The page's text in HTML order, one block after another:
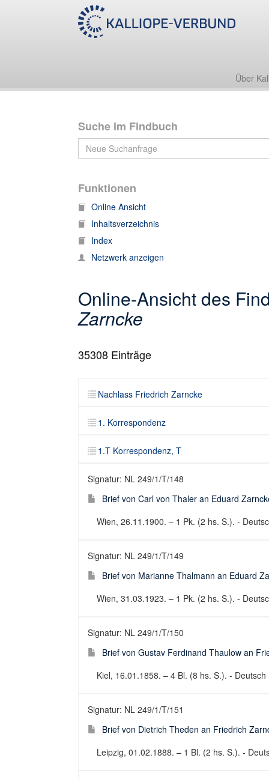
Über
Suche im Findbuch
Funktionen
Online Ansicht
Inhaltsverzeichnis
Index
Netzwerk anzeigen
Online-Ansicht des
Zarncke
35308 Einträge
Nachlass Friedrich Zarncke
1. Korrespondenz
Nachlass Friedrich Zarncke
1. Korrespondenz
1.T Korrespondenz, T
Signatur: NL 249/1/T/148
Brief von Carl von Thaler an Eduard
Wien, 26.11.1900. – 1 Pk. (2 hs. S.). -
Signatur: NL 249/1/T/149
Brief von Marianne Thalmann an Eduard
Wien, 31.03.1923. – 1 Pk. (2 hs. S.). -
Signatur: NL 249/1/T/150
Brief von Gustav Ferdinand Thaulow an
Kiel, 16.01.1858. – 4 Bl. (8 hs. S.). -
Signatur: NL 249/1/T/151
Brief von Dietrich Theden an Friedrich
Leipzig, 01.02.1888. – 1 Bl. (2 hs. S.). -